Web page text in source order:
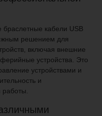
кабели USB
решением для
включая внешние
устройства. Это
устройствами и
и
работы.